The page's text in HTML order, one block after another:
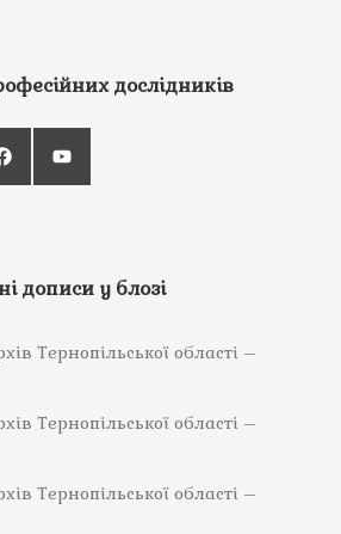
дослідників
дописи у блозі
Тернопільської області –
Тернопільської області –
Тернопільської області –